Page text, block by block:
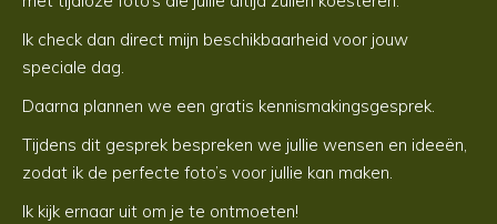
Ik check dan direct mijn beschikbaarheid voor jouw
speciale dag.
Daarna plannen we een gratis kennismakingsgesprek.
Tijdens dit gesprek bespreken we jullie wensen en ideeën,
zodat ik de perfecte foto’s voor jullie kan maken.
Ik kijk ernaar uit om je te ontmoeten!